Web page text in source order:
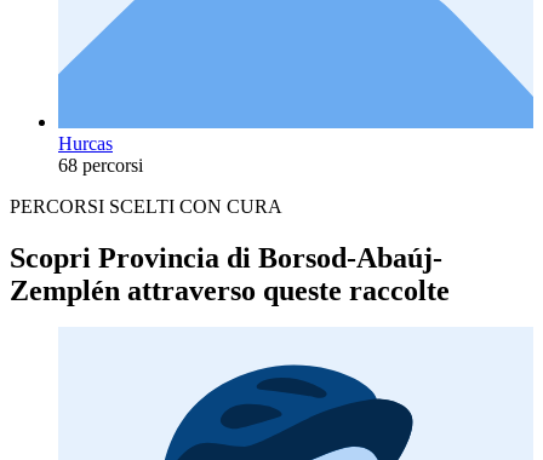
Hurcas
68 percorsi
PERCORSI SCELTI CON CURA
Scopri Provincia di Borsod-Abaúj-
Zemplén attraverso queste raccolte